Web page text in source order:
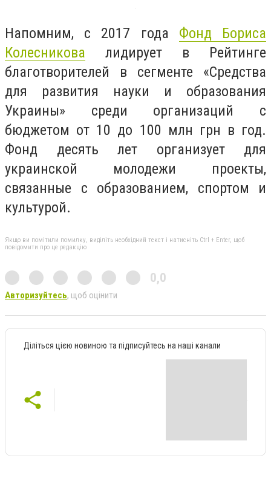
Напомним, с 2017 года Фонд Бориса
Колесникова лидирует в Рейтинге
благотворителей в сегменте «Средства
для развития науки и образования
Украины» среди организаций с
бюджетом от 10 до 100 млн грн в год.
Фонд десять лет организует для
украинской молодежи проекты,
связанные с образованием, спортом и
культурой.
Якщо ви помітили помилку, виділіть необхідний текст і натисніть Ctrl + Enter, щоб
повідомити про це редакцію
0,0
Авторизуйтесь, щоб оцінити
Діліться цією новиною та підписуйтесь на наші канали